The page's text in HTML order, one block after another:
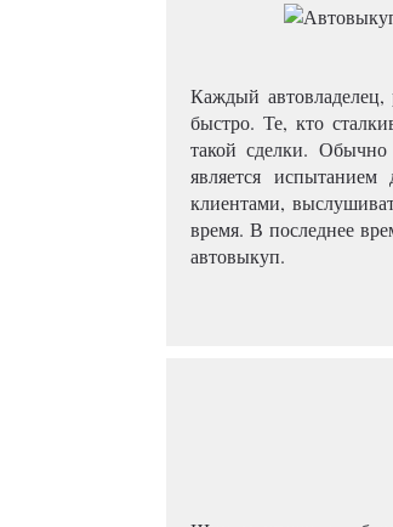
Каждый
быстро. Те, кто
такой сделки.
является испытанием
клиентами,
время. В последнее
автовыкуп.